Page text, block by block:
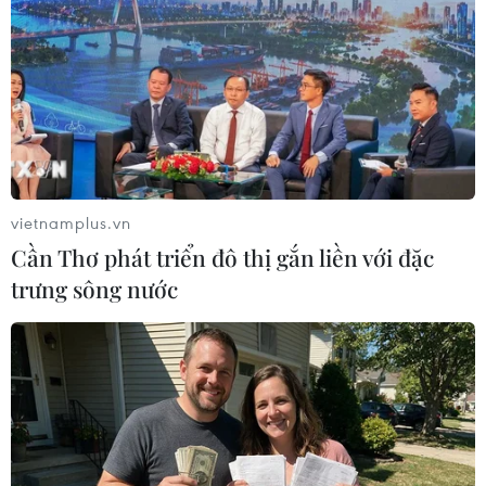
hội nghị thượng đỉnh Mỹ-Trung
13/11/2021 04:06
Thư ký báo chí Nhà Trắng cho biết: "Tổng thống Biden
sẽ nêu rõ các ý định và ưu tiên của Mỹ cũng như rõ
ràng và thẳng thắn về các mối quan tâm của chúng tôi
với Trung Quốc."
vietnamplus.vn
Cần Thơ phát triển đô thị gắn liền với đặc
trưng sông nước